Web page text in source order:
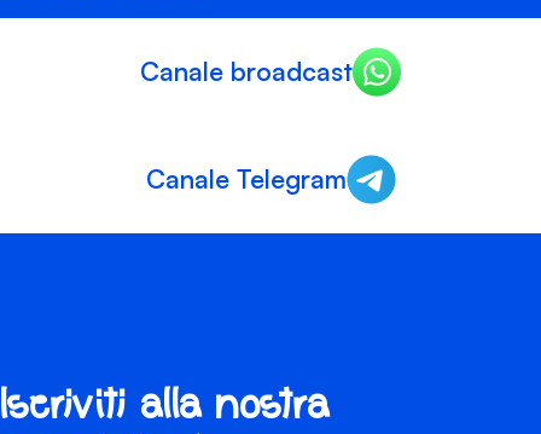
Canale broadcast
Canale Telegram
Iscriviti alla nostra